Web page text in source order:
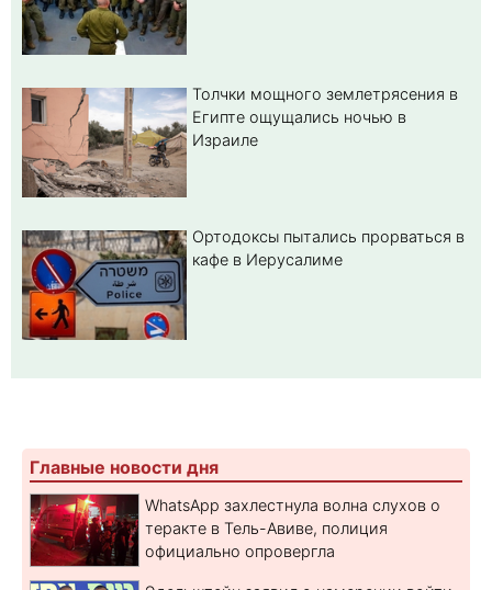
Толчки мощного землетрясения в
Египте ощущались ночью в
Израиле
Ортодоксы пытались прорваться в
кафе в Иерусалиме
Главные новости дня
WhatsApp захлестнула волна слухов о
теракте в Тель-Авиве, полиция
официально опровергла